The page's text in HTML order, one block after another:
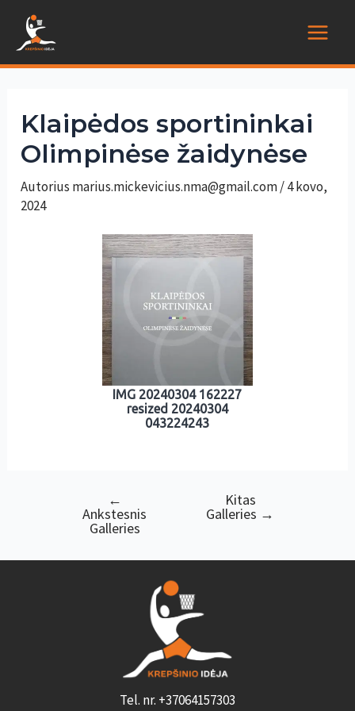
turinio
Klaipėdos sportininkai
Olimpinėse žaidynėse
Autorius marius.mickevicius.nma@gmail.com/4 kovo,
2024
IMG 20240304 162227
resized 20240304
043224243
←
Ankstesnis
Galleries
Kitas
Galleries →
Tel. nr. +37064157303